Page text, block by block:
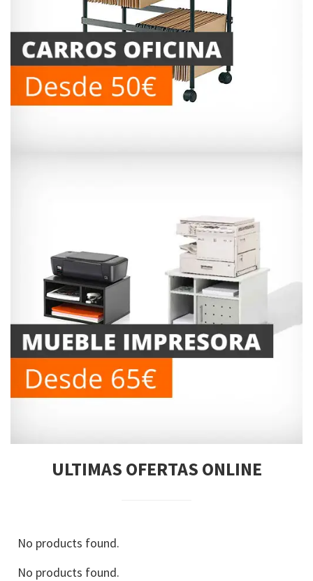
ULTIMAS OFERTAS ONLINE
No products found.
No products found.